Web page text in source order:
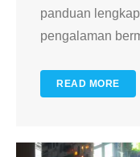
panduan
pengalaman
READ MORE